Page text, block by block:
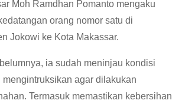
Moh Ramdhan Pomanto mengaku
orang nomor satu di
Jokowi ke Kota Makassar.
ia sudah meninjau kondisi
mengintruksikan agar dilakukan
Termasuk memastikan kebersihan